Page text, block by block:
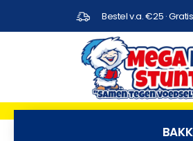
Bestel v.a. €25 ·